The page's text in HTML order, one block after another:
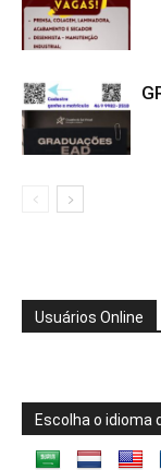
Usuários Online
Escolha o idioma